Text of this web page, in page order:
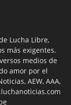
Lucha Libre,
más exigentes.
medios de
amor por el
AEW, AAA,